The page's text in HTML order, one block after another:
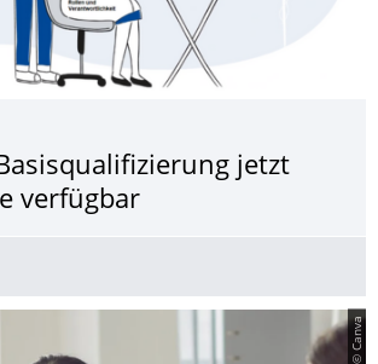
jetzt
verfügbar
© Canva